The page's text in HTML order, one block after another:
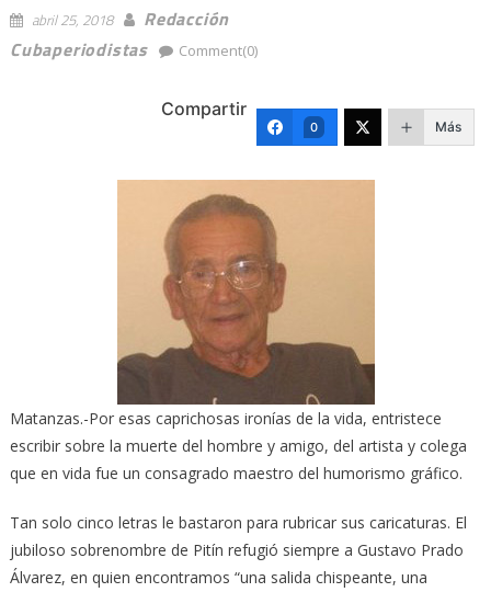
abril 25, 2018
Redacción
Cubaperiodistas
Comment(0)
Compartir
0 Más
Matanzas.-Por esas caprichosas ironías de la vida, entristece
escribir sobre la muerte del hombre y amigo, del artista y colega
que en vida fue un consagrado maestro del humorismo gráfico.
Tan solo cinco letras le bastaron para rubricar sus caricaturas. El
jubiloso sobrenombre de Pitín refugió siempre a Gustavo Prado
Álvarez, en quien encontramos “una salida chispeante, una